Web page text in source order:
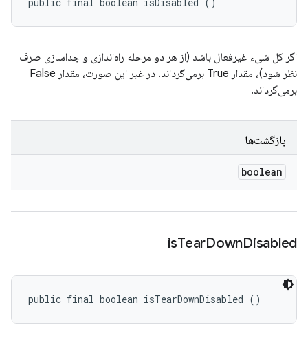
اگر کل شیء غیرفعال باشد (از هر دو مرحله راه‌اندازی و جداسازی صرف
نظر شود)، مقدار True برمی‌گرداند. در غیر این صورت، مقدار False
برمی‌گرداند.
بازگشت‌ها
boolean
isTearDownDisabled
public final boolean isTearDownDisabled ()